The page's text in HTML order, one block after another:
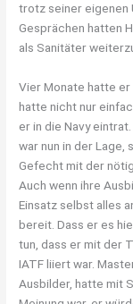
trotz seiner eigenen
Gesprächen hatten
als Sanitäter
Vier Monate hatte
hatte nicht nur
er in die Navy
war nun in der
Gefecht mit der
Auch wenn ihre
Einsatz selbst alles
bereit. Dass er es
tun, dass er mit der
IATF liiert war.
Ausbilder, hatte mit